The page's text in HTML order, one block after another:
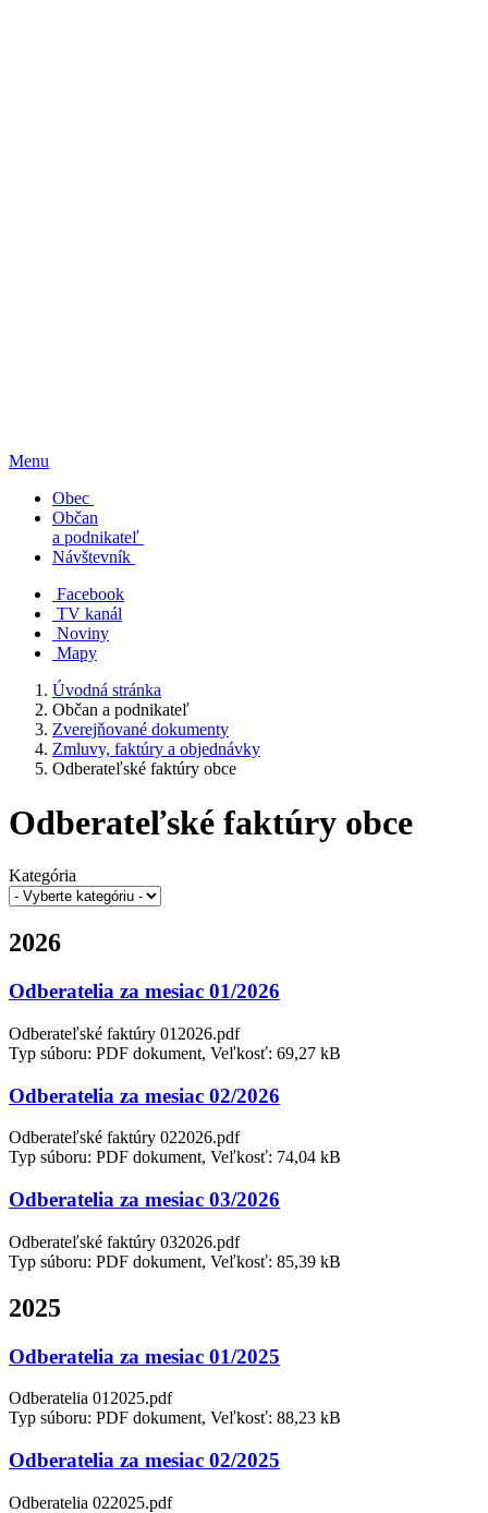
Menu
Obec
Občan
a podnikateľ
Návštevník
Facebook
TV kanál
Noviny
Mapy
Úvodná stránka
Občan a podnikateľ
Zverejňované dokumenty
Zmluvy, faktúry a objednávky
Odberateľské faktúry obce
Odberateľské faktúry obce
Kategória
2026
Odberatelia za mesiac 01/2026
Odberateľské faktúry 012026.pdf
Typ súboru: PDF dokument, Veľkosť: 69,27 kB
Odberatelia za mesiac 02/2026
Odberateľské faktúry 022026.pdf
Typ súboru: PDF dokument, Veľkosť: 74,04 kB
Odberatelia za mesiac 03/2026
Odberateľské faktúry 032026.pdf
Typ súboru: PDF dokument, Veľkosť: 85,39 kB
2025
Odberatelia za mesiac 01/2025
Odberatelia 012025.pdf
Typ súboru: PDF dokument, Veľkosť: 88,23 kB
Odberatelia za mesiac 02/2025
Odberatelia 022025.pdf